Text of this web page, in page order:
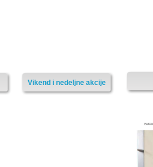
Vikend i nedeljne akcije